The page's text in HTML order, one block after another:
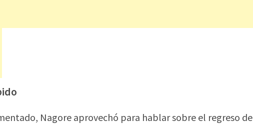
Nagore aprovechó para hablar sobre el regreso de